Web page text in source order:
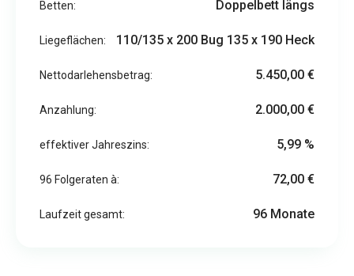
Betten: Doppelbett längs
Liegeflächen: 110/135 x 200 Bug 135 x 190 Heck
Nettodarlehensbetrag: 5.450,00 €
Anzahlung: 2.000,00 €
effektiver Jahreszins: 5,99 %
96 Folgeraten à: 72,00 €
Laufzeit gesamt: 96 Monate